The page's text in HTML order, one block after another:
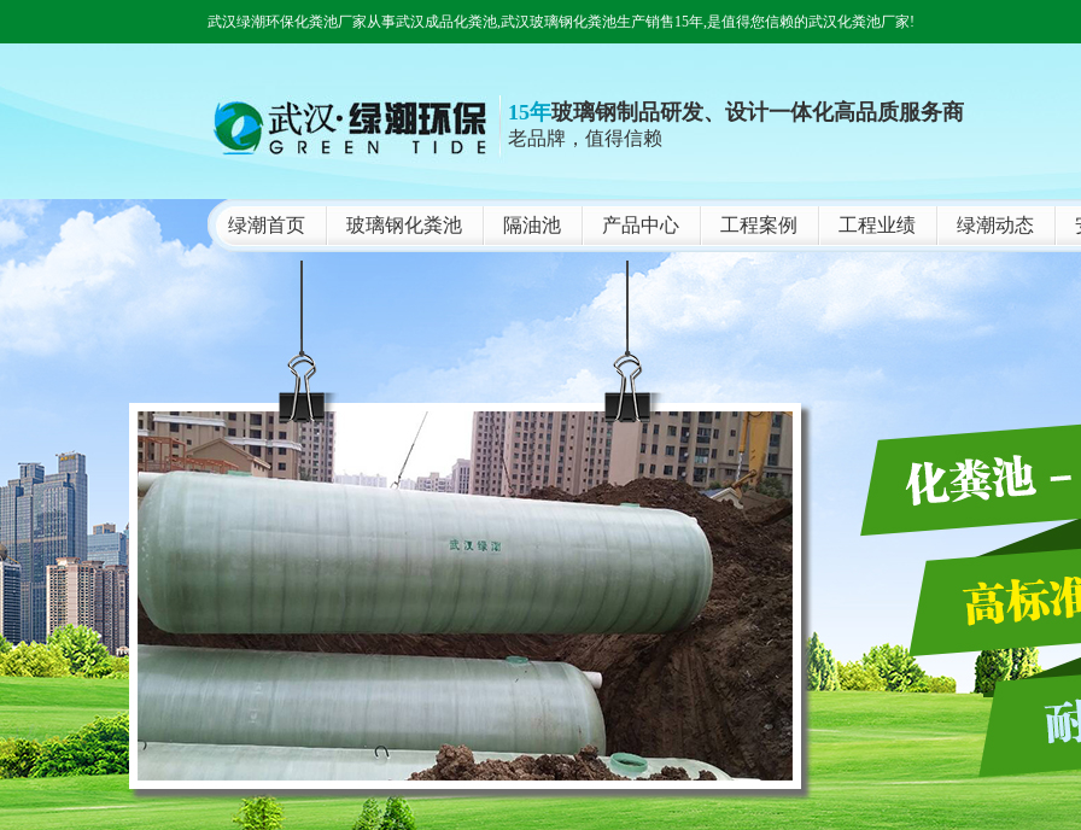
武汉绿潮环保化粪池厂家从事武汉成品化粪池,武汉玻璃钢化粪池生产销售15年,是值得您信赖的武汉化粪池厂家!
15年玻璃钢制品研发、设计一体化高品质服务商
老品牌，值得信赖
绿潮首页 玻璃钢化粪池 隔油池 产品中心 工程案例 工程业绩 绿潮动态